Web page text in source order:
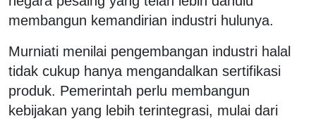
membangun kemandirian industri hulunya.
Murniati menilai pengembangan industri halal
tidak cukup hanya mengandalkan sertifikasi
produk. Pemerintah perlu membangun
kebijakan yang lebih terintegrasi, mulai dari